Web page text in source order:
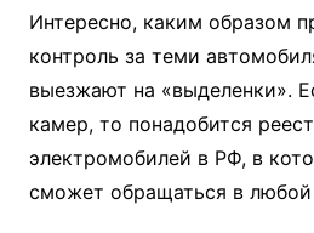
Интересно, каким образом
контроль за теми
выезжают на «выделенки».
камер, то понадобится
электромобилей в РФ, в
сможет обращаться в